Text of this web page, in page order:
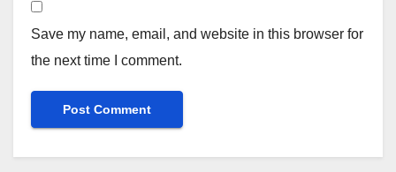
Save my name, email, and website in this browser for
the next time I comment.